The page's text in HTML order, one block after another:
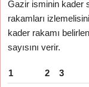
Gazir isminin kader
rakamları
kader rakamı
sayısını verir.
1 2 3